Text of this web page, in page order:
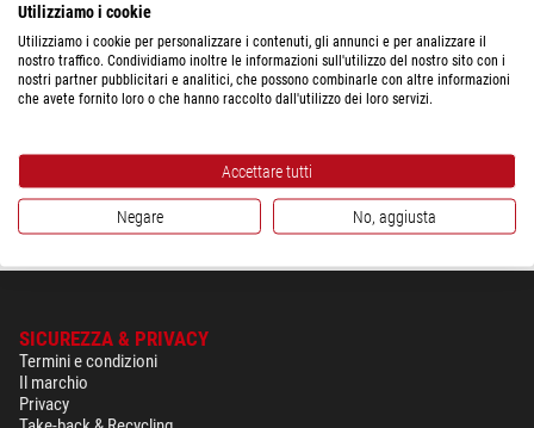
SICUREZZA & PRIVACY
Termini e condizioni
Il marchio
Privacy
Utilizziamo i cookie
Utilizziamo i cookie per personalizzare i contenuti, gli annunci e per analizzare il
nostro traffico. Condividiamo inoltre le informazioni sull'utilizzo del nostro sito con i
nostri partner pubblicitari e analitici, che possono combinarle con altre informazioni
che avete fornito loro o che hanno raccolto dall'utilizzo dei loro servizi.
Accettare tutti
Negare No, aggiusta